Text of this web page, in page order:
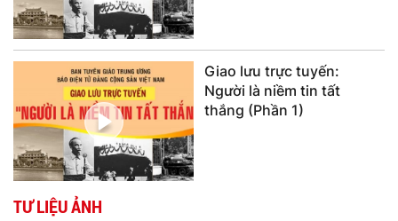
Giao lưu trực tuyến:
Người là niềm tin tất
thắng (Phần 1)
TƯ LIỆU ẢNH